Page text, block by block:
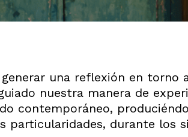
una reflexión en torno
nuestra manera de
contemporáneo,
particularidades, durante los